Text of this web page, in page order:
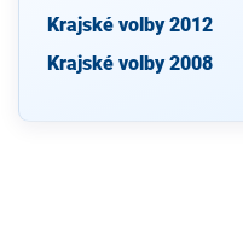
Krajské volby 2012
Krajské volby 2008